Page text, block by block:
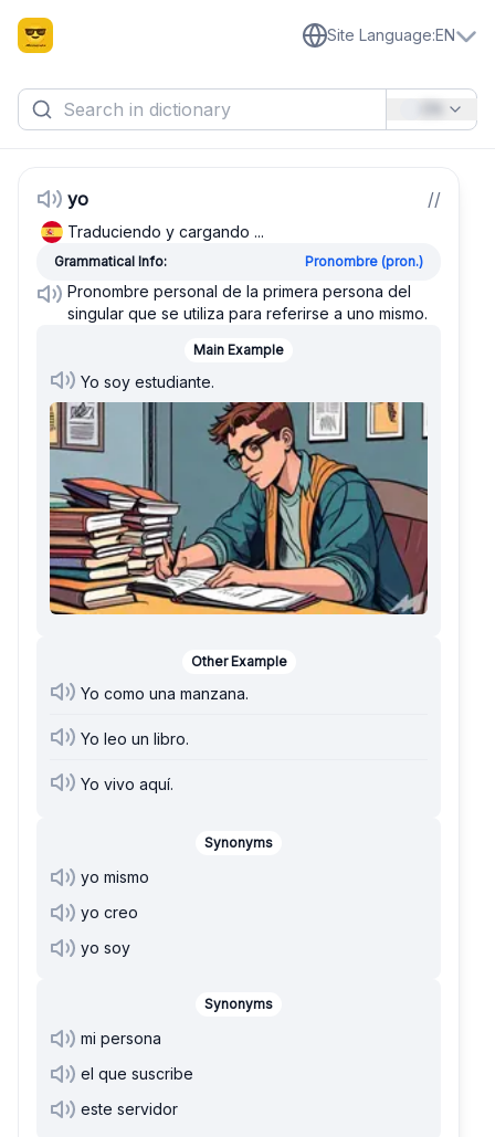
Site Language:EN
yo //
Traduciendo y cargando ...
Grammatical Info: Pronombre (pron.)
Pronombre personal de la primera persona del
singular que se utiliza para referirse a uno mismo.
Main Example
Yo soy estudiante.
Other Example
Yo como una manzana.
Yo leo un libro.
Yo vivo aquí.
Synonyms
yo mismo
yo creo
yo soy
Synonyms
mi persona
el que suscribe
este servidor